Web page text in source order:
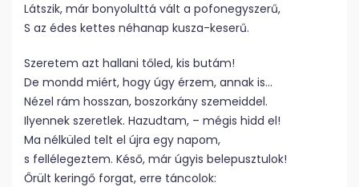
Látszik, már bonyolulttá vált a pofonegyszerű,
S az édes kettes néhanap kusza-keserű.
Szeretem azt hallani tőled, kis butám!
De mondd miért, hogy úgy érzem, annak is…
Nézel rám hosszan, boszorkány szemeiddel.
Ilyennek szeretlek. Hazudtam, – mégis hidd el!
Ma nélküled telt el újra egy napom,
s fellélegeztem. Késő, már úgyis belepusztulok!
Őrült keringő forgat, erre táncolok: